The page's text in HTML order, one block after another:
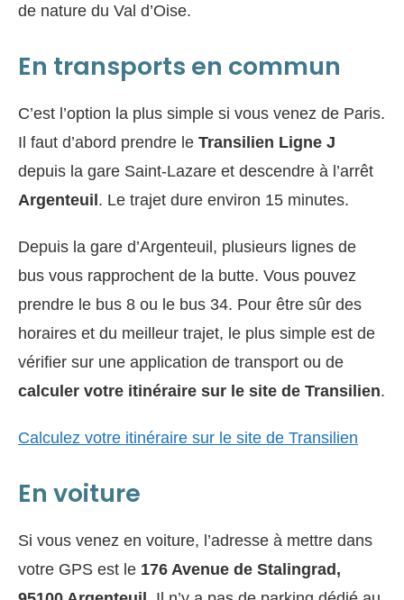
de nature du Val d’Oise.
En transports en commun
C’est l’option la plus simple si vous venez de Paris.
Il faut d’abord prendre le Transilien Ligne J
depuis la gare Saint-Lazare et descendre à l’arrêt
Argenteuil. Le trajet dure environ 15 minutes.
Depuis la gare d’Argenteuil, plusieurs lignes de
bus vous rapprochent de la butte. Vous pouvez
prendre le bus 8 ou le bus 34. Pour être sûr des
horaires et du meilleur trajet, le plus simple est de
vérifier sur une application de transport ou de
calculer votre itinéraire sur le site de Transilien.
Calculez votre itinéraire sur le site de Transilien
En voiture
Si vous venez en voiture, l’adresse à mettre dans
votre GPS est le 176 Avenue de Stalingrad,